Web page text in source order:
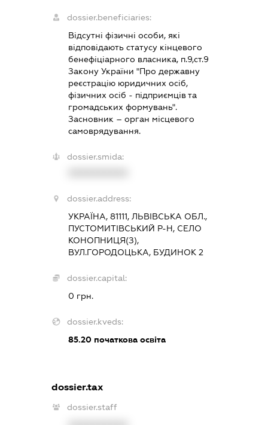
dossier.beneficiaries:
Відсутні фізичні особи, які
відповідають статусу кінцевого
бенефіціарного власника, п.9,ст.9
Закону України "Про державну
реєстрацію юридичних осіб,
фізичних осіб - підприємців та
громадських формувань".
Засновник – орган місцевого
самоврядування.
dossier.smida:
dossier.address:
УКРАЇНА, 81111, ЛЬВІВСЬКА ОБЛ.,
ПУСТОМИТІВСЬКИЙ Р-Н, СЕЛО
КОНОПНИЦЯ(З),
ВУЛ.ГОРОДОЦЬКА, БУДИНОК 2
dossier.capital:
0 грн.
dossier.kveds:
85.20початкова освіта
dossier.tax
dossier.staff